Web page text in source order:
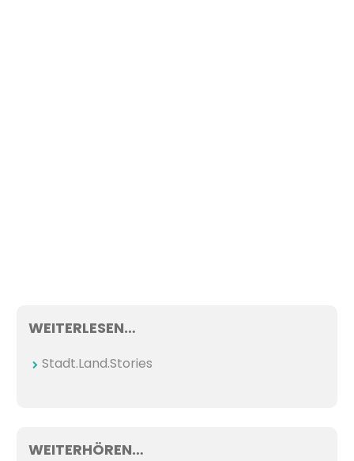
WEITERLESEN…
Stadt.Land.Stories
WEITERHÖREN…